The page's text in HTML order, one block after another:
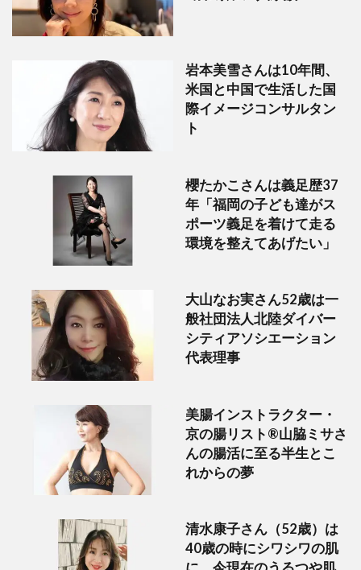
岩本美雪さんは10年間、
米国と中国で生活した国
際イメージコンサルタン
ト
櫻たかこさんは義足歴37
年「福岡の子ども達がス
ポーツ義足を着けて走る
環境を整えてあげたい」
大山なお実さん52歳は一
般社団法人北陸ダイバー
シティアソシエーション
代表理事
美腸インストラクター・
京の腸リスト®山脇ミサさ
んの腸活に至る半生とこ
れからの夢
清水康子さん（52歳）は
40歳の時にシワシワの肌